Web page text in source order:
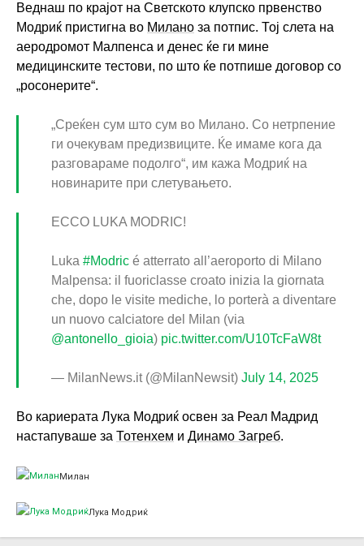
Веднаш по крајот на Светското клупско првенство
Модриќ пристигна во Милано за потпис. Тој слета на
аеродромот Малпенса и денес ќе ги мине
медицинските тестови, по што ќе потпише договор со
„росонерите“.
„Среќен сум што сум во Милано. Со нетрпение
ги очекувам предизвиците. Ќе имаме кога да
разговараме подолго“, им кажа Модриќ на
новинарите при слетувањето.
ECCO LUKA MODRIC!
Luka #Modric é atterrato all’aeroporto di Milano
Malpensa: il fuoriclasse croato inizia la giornata
che, dopo le visite mediche, lo porterà a diventare
un nuovo calciatore del Milan (via
@antonello_gioia) pic.twitter.com/U10TcFaW8t
— MilanNews.it (@MilanNewsit) July 14, 2025
Во кариерата Лука Модриќ освен за Реал Мадрид
настапуваше за Тотенхем и Динамо Загреб.
Милан
Лука Модриќ